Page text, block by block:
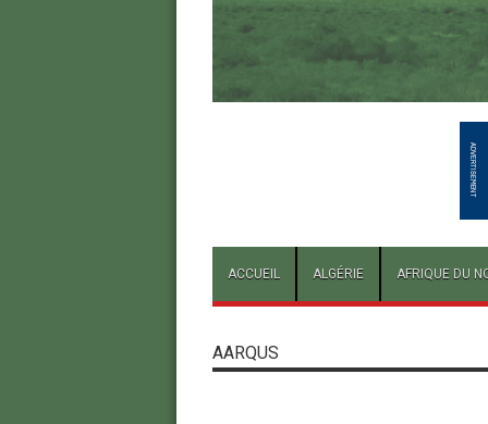
ACCUEIL ALGÉRIE AFRIQUE DU
AARQUS